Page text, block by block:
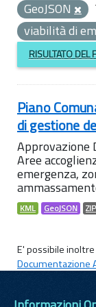
GeoJSON
viabilità di
RISULTATO DEL
Piano
di gestione
Approvazione
Aree
emergenza,
KML GeoJSON ZIP
E' possibile
Documentazione